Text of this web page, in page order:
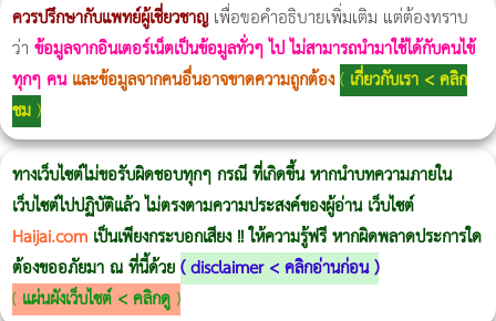
ควรปรึกษากับแพทย์ผู้เชี่ยวชาญเพื่อขอคำอธิบายเพิ่มเติม แต่ต้องทราบ
ว่า ข้อมูลจากอินเตอร์เน็ตเป็นข้อมูลทั่วๆ ไป ไม่สามารถนำมาใช้ได้กับคนไข้
ทุกๆ คน และข้อมูลจากคนอื่นอาจขาดความถูกต้อง( เกี่ยวกับเรา < คลิก
ชม)
ทางเว็บไซต์ไม่ขอรับผิดชอบทุกๆ กรณี ที่เกิดขึ้น หากนำบทความภายใน
เว็บไซต์ไปปฏิบัติแล้ว ไม่ตรงตามความประสงค์ของผู้อ่าน เว็บไซต์
Haijai.com เป็นเพียงกระบอกเสียง !! ให้ความรู้ฟรี หากผิดพลาดประการใด
ต้องขออภัยมา ณ ที่นี้ด้วย(disclaimer < คลิกอ่านก่อน)
( แผ่นผังเว็บไซต์ < คลิกดู)